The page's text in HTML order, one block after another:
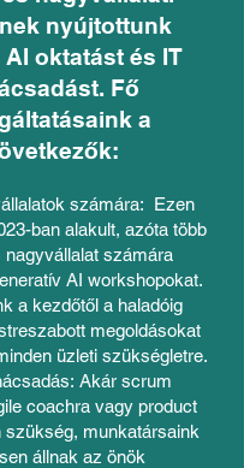
nyújtottunk
oktatást és IT
Fő
a
számára: Ezen
ban alakult, azóta több
nagyvállalat számára
AI workshopokat.
a kezdőtől a haladóig
megoldásokat
üzleti szükségletre.
Akár scrum
coachra vagy product
szükség, munkatársaink
állnak az önök